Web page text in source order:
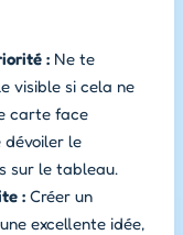
: Ne te
visible si cela ne
carte face
dévoiler le
sur le tableau.
: Créer un
excellente idée,